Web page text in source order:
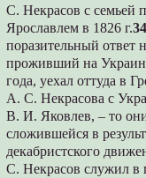
С. Некрасов с семьей
Ярославлем в 1826 г.34
поразительный ответ
проживший на
года, уехал оттуда в
А. С. Некрасова с
В. И. Яковлев, – то
сложившейся в
декабристского
С. Некрасов служил в